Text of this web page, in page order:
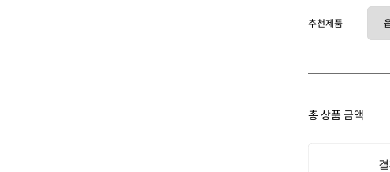
추천제품
총 상품 금액